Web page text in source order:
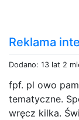
Reklama
Dodano: 13 lat 2
fpf. pl owo
tematyczne.
wręcz kilka.